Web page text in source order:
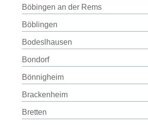
Böbingen an der Rems
Böblingen
Bodeslhausen
Bondorf
Bönnigheim
Brackenheim
Bretten